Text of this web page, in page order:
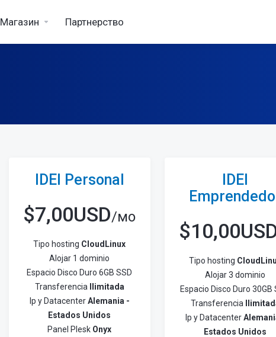
Магазин Партнерство
IDEI Personal
$7,00USD/мо
Tipo hosting CloudLinux
Alojar 1 dominio
Espacio Disco Duro 6GB SSD
Transferencia
Ilimitada
Ip y DatacenterAlemania -
Estados Unidos
Panel Plesk Onyx
IDEI
$
Tipo hosting
Alojar 3 dominio
Espacio Disco Duro 30GB
Transferencia
Ip y Datacenter
Estados Unidos